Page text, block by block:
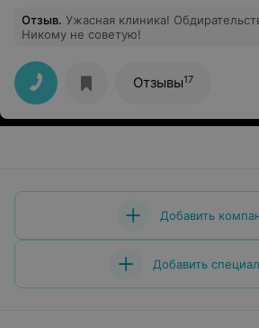
Отзыв. Ужасная клиника!
Никому не советую!
Отзывы17
Добавить
Добавить